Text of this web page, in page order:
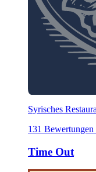
Syrisches
131 Bewertungen
Time Out